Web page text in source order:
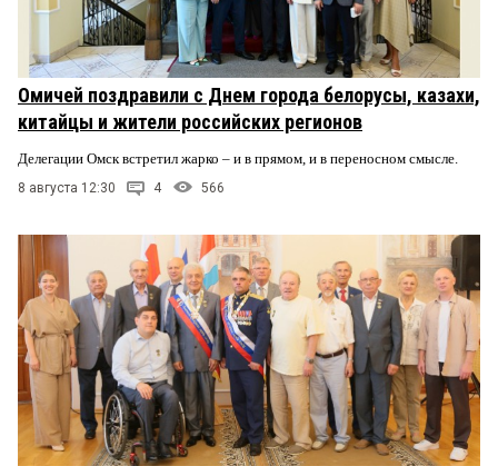
Омичей поздравили с Днем города белорусы, казахи,
китайцы и жители российских регионов
Делегации Омск встретил жарко – и в прямом, и в переносном смысле.
8 августа 12:30 4 566